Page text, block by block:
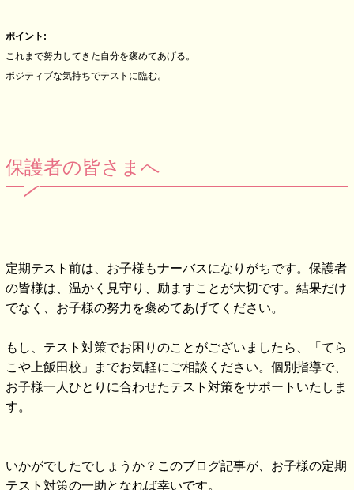
ポイント:
これまで努力してきた自分を褒めてあげる。
ポジティブな気持ちでテストに臨む。
保護者の皆さまへ
定期テスト前は、お子様もナーバスになりがちです。保護者
の皆様は、温かく見守り、励ますことが大切です。結果だけ
でなく、お子様の努力を褒めてあげてください。
もし、テスト対策でお困りのことがございましたら、「てら
こや上飯田校」までお気軽にご相談ください。個別指導で、
お子様一人ひとりに合わせたテスト対策をサポートいたしま
す。
いかがでしたでしょうか？このブログ記事が、お子様の定期
テスト対策の一助となれば幸いです。